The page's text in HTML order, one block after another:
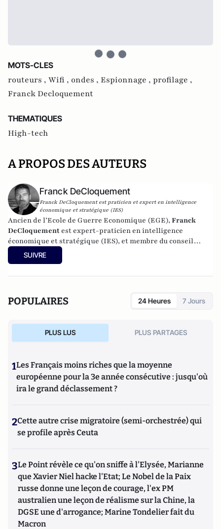
MOTS-CLES
routeurs , Wifi , ondes , Espionnage , profilage ,
Franck Decloquement
THEMATIQUES
High-tech
A PROPOS DES AUTEURS
Franck DeCloquement
Franck DeCloquement est praticien et expert en intelligence
économique et stratégique (IES)
Ancien de l’Ecole de Guerre Economique (EGE), Franck
DeCloquement est expert-praticien en intelligence
économique et stratégique (IES), et membre du conseil
scientifique de l’Institut d’Études de Géopolitique
Appliquée - EGA. Il intervient comme conseil en appui aux
Cercle K2, il est aussi spécialiste des problématiques ayant
les écosystèmes économique et sociaux. Mais également, sur
la prégnance des conflits géoéconomiques et des ingérences
extérieures déstabilisantes sur les Etats européens.
et Stratégiques), il y enseigne l'intelligence économique, les
stratégies d’influence, ainsi que l'impact des ingérences
malveillantes et des actions d’espionnage dans la sphère
économique. Il enseigne également à l'IHEMI (L'institut des
(Institut des Hautes Etudes de la Défense Nationale), les
actions d'influence et de contre-ingérence, les stratégies
d'attaques subversives adverses contre les entreprises, au
Stratégique de ces deux instituts. Il a également enseigné la
Géopolitique des Médias et de l'internet à l’IFP (Institut
Française de Presse) de l’université Paris 2 Panthéon-Assas,
pour le Master recherche « Médias et Mondialisation ».
Franck DeCloquement est le coauteur du « Petit traité
d’attaques subversives contre les entreprises - Théorie et
pratique de la contre ingérence économique », paru chez
SUIVRE
POPULAIRES 24 Heures 7 Jours
PLUS LUS PLUS PARTAGES
1Les Français moins riches que la moyenne
européenne pour la 3e année consécutive : jusqu'où
ira le grand déclassement ?
2Cette autre crise migratoire (semi-orchestrée) qui
se profile après Ceuta
3Le Point révèle ce qu'on sniffe à l'Elysée, Marianne
que Xavier Niel hacke l'Etat; Le Nobel de la Paix
russe donne une leçon de courage, l'ex PM
australien une leçon de réalisme sur la Chine, la
DGSE une d'arrogance; Marine Tondelier fait du
Macron